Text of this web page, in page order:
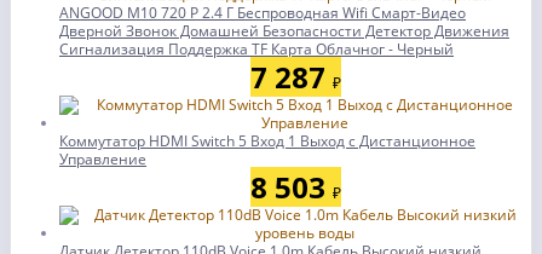
ANGOOD M10 720 P 2.4 Г Беспроводная Wifi Смарт-Видео
Дверной Звонок Домашней Безопасности Детектор Движения
Сигнализация Поддержка TF Карта Облачног - Черный
7 287 ₽
Коммутатор HDMI Switch 5 Вход 1 Выход с Дистанционное
Управление
8 503 ₽